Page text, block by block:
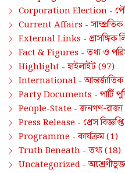
Corporation Election -
Current Affairs -
External Links - প্রাসঙ্গিক
Fact & Figures - তথ্য ও
Highlight -হাইলাইট(97)
International -আন্তর্জাতিক
Party Documents - পার্টি
People-State -জনগণ-রাজ্য
Press Release - প্রেস বিজ্ঞপ্তি
Programme -কার্যক্রম(1)
Truth Beneath - তথ্য(18)
Uncategorized -